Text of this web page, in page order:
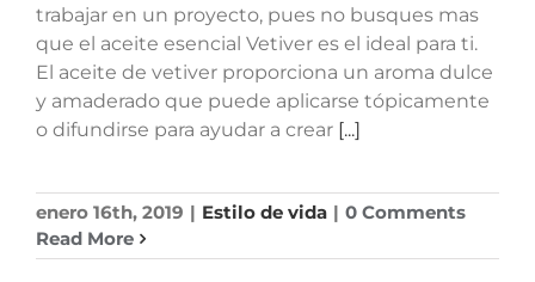
trabajar en un proyecto, pues no busques mas
que el aceite esencial Vetiver es el ideal para ti.
El aceite de vetiver proporciona un aroma dulce
y amaderado que puede aplicarse tópicamente
o difundirse para ayudar a crear [...]
enero 16th, 2019 | Estilo de vida | 0 Comments
Read More